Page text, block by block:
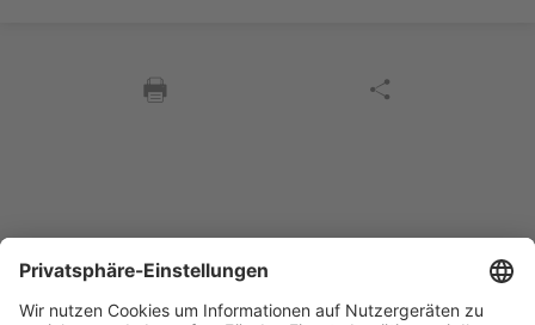
Sycor Kontakt
info@sycor.de